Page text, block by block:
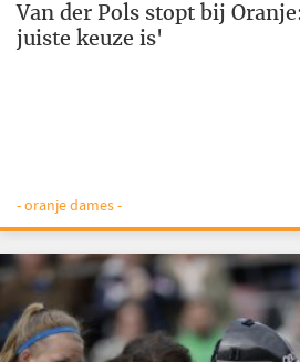
Van der Pols stopt bij
juiste keuze is'
- oranje dames -